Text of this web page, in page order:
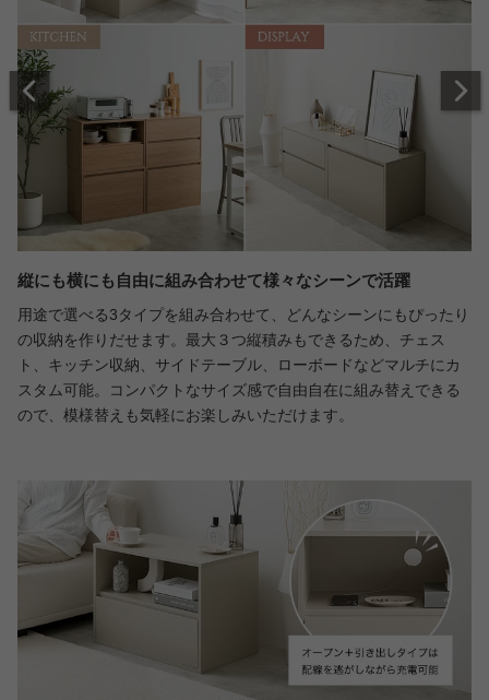
縦にも横にも自由に組み合わせて様々なシーンで活躍
用途で選べる3タイプを組み合わせて、どんなシーンにもぴったり
の収納を作りだせます。最大３つ縦積みもできるため、チェス
ト、キッチン収納、サイドテーブル、ローボードなどマルチにカ
スタム可能。コンパクトなサイズ感で自由自在に組み替えできる
ので、模様替えも気軽にお楽しみいただけます。